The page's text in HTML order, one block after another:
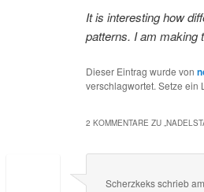
It is interesting how
patterns. I am making
Dieser Eintrag wurde von
verschlagwortet. Setze ein
2 KOMMENTARE ZU „
Scherzkeksschrieb